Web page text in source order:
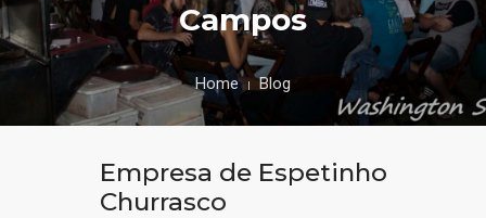
Campos
Home Blog
Empresa de Espetinho
Churrasco